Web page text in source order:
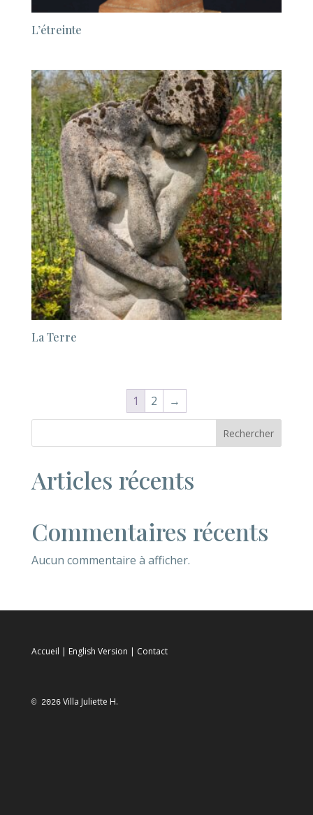
L’étreinte
La Terre
1 2 →
Rechercher
Articles récents
Commentaires récents
Aucun commentaire à afficher.
Accueil | English Version | Contact
© 2026Villa Juliette H.